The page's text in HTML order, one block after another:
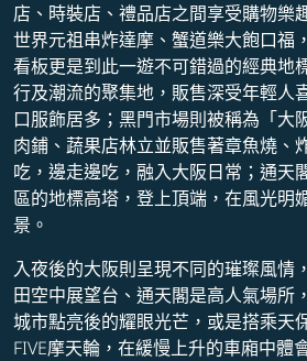
店、時裝店、禮品店之間享受購物樂
世界元祖串炸達摩、蟹道樂大飽口福
看板更是到此一遊不可錯過的經典地
行及潮流的聚集地，販售深受年輕人
口服飾居多；黑門市場則被稱為「大
肉鋪、蔬果店林立並販售著章魚燒、
吃，邊走邊吃，融入大阪日常；通天
區的地標高塔，登上頂端，在風光明
景。
入夜後的大阪則呈現不同的璀璨風情
田空中展望台、通天閣是高人氣場所
城市點亮後的耀眼光芒，或是搭乘天
FIVE摩天輪，在緩慢上升的車廂中體